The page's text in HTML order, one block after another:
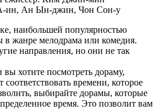
ин, Ан Ын-джин, Чон Сон-у
наибольшей популярностью
в жанре мелодрама или комедия.
направления, но они не так
хотите посмотреть дораму,
соответствовать времени, которое
выбирайте дорамы, которые
время. Это позволит вам